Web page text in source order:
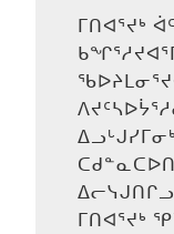
ᒥᑎᐊᕐᔪᒃ
ᐃᓗᒡᒍᓯᒥᓂᒃ
ᒥᑎᐊᕐᔪᒃ